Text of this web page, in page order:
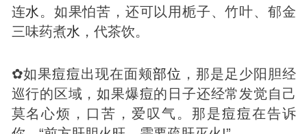
连水。如果怕苦，还可以用栀子、竹叶、郁金
三味药煮水 ，代茶饮。
✿如果痘痘出现在面颊部位 ，那是足少阳胆经
巡行的区域，如果爆痘的日子还经常发觉自己
莫名心烦，口苦，爱叹气。那是痘痘在告诉